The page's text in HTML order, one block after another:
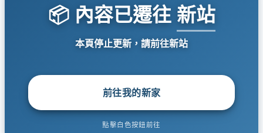
📦 內容已遷往 新站
本頁停止更新，請前往新站
前往我的新家
點擊白色按鈕前往